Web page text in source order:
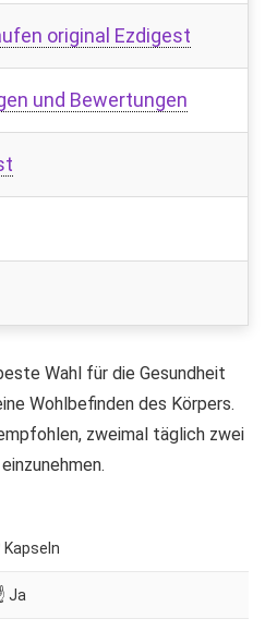
original Ezdigest
und Bewertungen
Wahl für die Gesundheit
Wohlbefinden des Körpers.
zweimal täglich zwei
Kapseln
Ja